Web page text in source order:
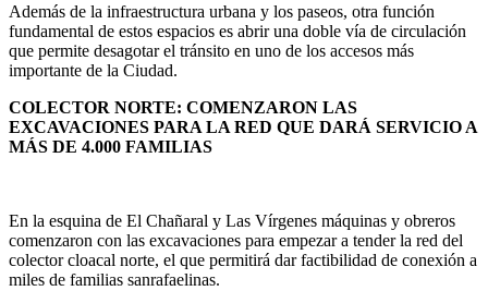
Además de la infraestructura urbana y los paseos, otra función
fundamental de estos espacios es abrir una doble vía de circulación
que permite desagotar el tránsito en uno de los accesos más
importante de la Ciudad.
COLECTOR NORTE: COMENZARON LAS
EXCAVACIONES PARA LA RED QUE DARÁ SERVICIO A
MÁS DE 4.000 FAMILIAS
En la esquina de El Chañaral y Las Vírgenes máquinas y obreros
comenzaron con las excavaciones para empezar a tender la red del
colector cloacal norte, el que permitirá dar factibilidad de conexión a
miles de familias sanrafaelinas.